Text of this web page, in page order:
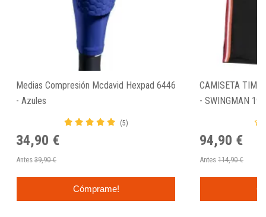
Medias Compresión Mcdavid Hexpad 6446
- Azules
(5)
34,90 €
Antes 39,90 €
Cómprame!
CAMISETA TIM
- SWINGMAN
94,90 €
Antes 114,90 €